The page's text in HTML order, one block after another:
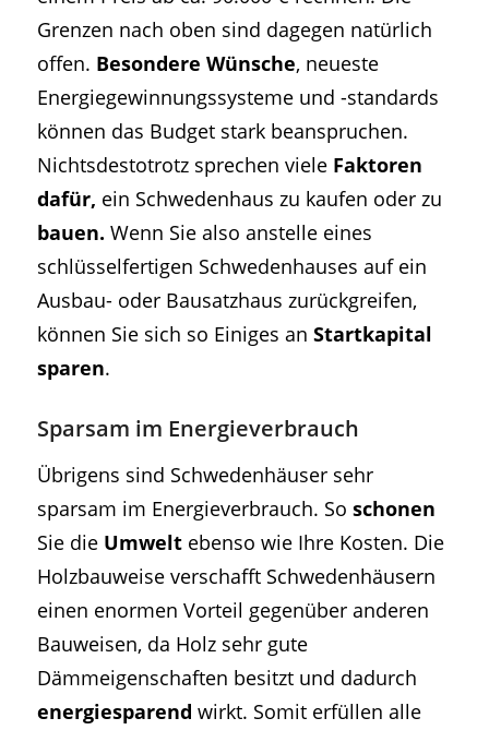
Grenzen nach oben sind dagegen natürlich
offen. Besondere Wünsche, neueste
Energiegewinnungssysteme und -standards
können das Budget stark beanspruchen.
Nichtsdestotrotz sprechen viele Faktoren
dafür, ein Schwedenhaus zu kaufen oder zu
bauen. Wenn Sie also anstelle eines
schlüsselfertigen Schwedenhauses auf ein
Ausbau- oder Bausatzhaus zurückgreifen,
können Sie sich so Einiges an Startkapital
sparen.
Sparsam im Energieverbrauch
Übrigens sind Schwedenhäuser sehr
sparsam im Energieverbrauch. So schonen
Sie dieUmweltebenso wie Ihre Kosten. Die
Holzbauweise verschafft Schwedenhäusern
einen enormen Vorteil gegenüber anderen
Bauweisen, da Holz sehr gute
Dämmeigenschaften besitzt und dadurch
energiesparend wirkt. Somit erfüllen alle